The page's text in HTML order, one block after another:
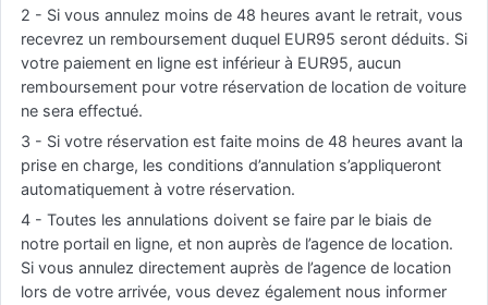
2 - Si vous annulez moins de 48 heures avant le retrait, vous
recevrez un remboursement duquel EUR95 seront déduits. Si
votre paiement en ligne est inférieur à EUR95, aucun
remboursement pour votre réservation de location de voiture
ne sera effectué.
3 - Si votre réservation est faite moins de 48 heures avant la
prise en charge, les conditions d’annulation s’appliqueront
automatiquement à votre réservation.
4 - Toutes les annulations doivent se faire par le biais de
notre portail en ligne, et non auprès de l’agence de location.
Si vous annulez directement auprès de l’agence de location
lors de votre arrivée, vous devez également nous informer